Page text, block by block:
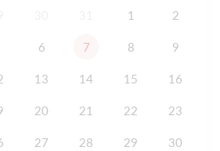
1 2
6 7 8 9
13 14 15 16
20 21 22 23
27 28 29 30